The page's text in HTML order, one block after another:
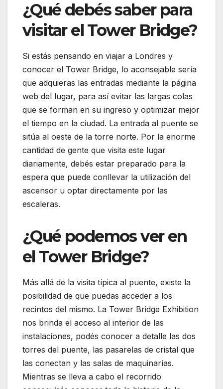
¿Qué debés saber para
visitar el Tower Bridge?
Si estás pensando en viajar a Londres y
conocer el Tower Bridge, lo aconsejable sería
que adquieras las entradas mediante la página
web del lugar, para así evitar las largas colas
que se forman en su ingreso y optimizar mejor
el tiempo en la ciudad. La entrada al puente se
sitúa al oeste de la torre norte. Por la enorme
cantidad de gente que visita este lugar
diariamente, debés estar preparado para la
espera que puede conllevar la utilización del
ascensor u optar directamente por las
escaleras.
¿Qué podemos ver en
el Tower Bridge?
Más allá de la visita típica al puente, existe la
posibilidad de que puedas acceder a los
recintos del mismo. La Tower Bridge Exhibition
nos brinda el acceso al interior de las
instalaciones, podés conocer a detalle las dos
torres del puente, las pasarelas de cristal que
las conectan y las salas de maquinarías.
Mientras se lleva a cabo el recorrido